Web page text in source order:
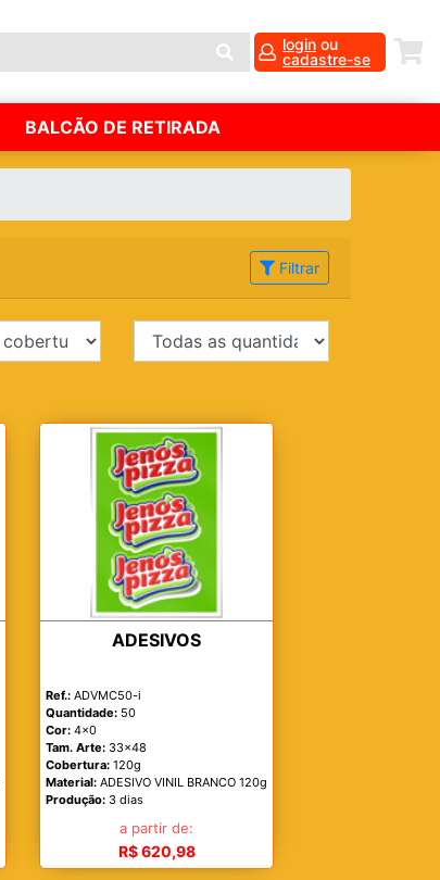
login ou
cadastre-se
BALCÃO DE RETIRADA
Filtrar
ADESIVOS
Ref.: ADVMC50-i
Quantidade: 50
Cor: 4x0
Tam. Arte: 33x48
Cobertura: 120g
Material: ADESIVO VINIL BRANCO 120g
Produção: 3 dias
a partir de:
R$ 620,98